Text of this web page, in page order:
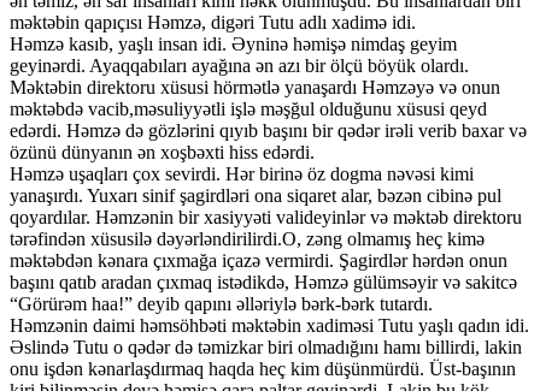
məktəbin qapıçısı Həmzə, digəri Tutu adlı xadimə idi.
Həmzə kasıb, yaşlı insan idi. Əyninə həmişə nimdaş geyim
geyinərdi. Ayaqqabıları ayağına ən azı bir ölçü böyük olardı.
Məktəbin direktoru xüsusi hörmətlə yanaşardı Həmzəyə və onun
məktəbdə vacib,məsuliyyətli işlə məşğul olduğunu xüsusi qeyd
edərdi. Həmzə də gözlərini qıyıb başını bir qədər irəli verib baxar və
özünü dünyanın ən xoşbəxti hiss edərdi.
Həmzə uşaqları çox sevirdi. Hər birinə öz dogma nəvəsi kimi
yanaşırdı. Yuxarı sinif şagirdləri ona siqaret alar, bəzən cibinə pul
qoyardılar. Həmzənin bir xasiyyəti valideyinlər və məktəb direktoru
tərəfindən xüsusilə dəyərləndirilirdi.O, zəng olmamış heç kimə
məktəbdən kənara çıxmağa içazə vermirdi. Şagirdlər hərdən onun
başını qatıb aradan çıxmaq istədikdə, Həmzə gülümsəyir və sakitcə
“Görürəm haa!” deyib qapını əlləriylə bərk-bərk tutardı.
Həmzənin daimi həmsöhbəti məktəbin xadiməsi Tutu yaşlı qadın idi.
Əslində Tutu o qədər də təmizkar biri olmadığını hamı billirdi, lakin
onu işdən kənarlaşdırmaq haqda heç kim düşünmürdü. Üst-başının